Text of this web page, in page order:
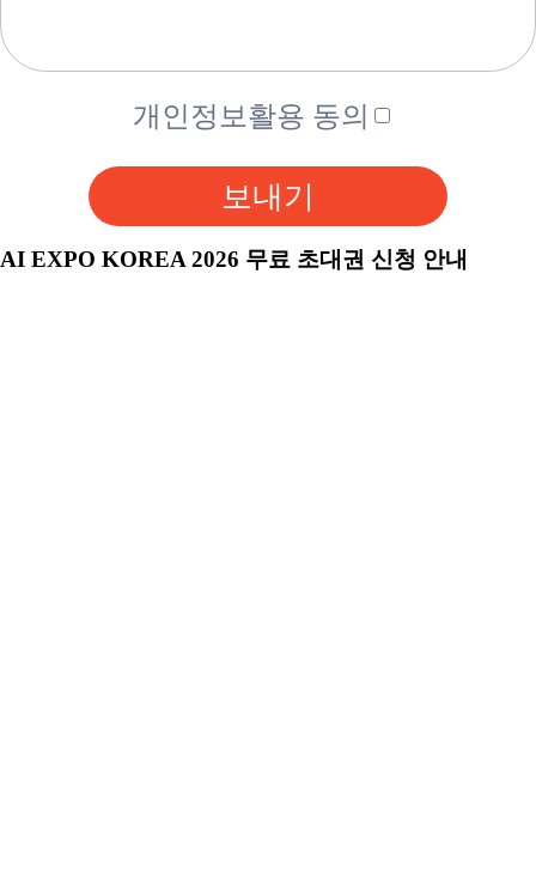
개인정보활용 동의
보내기
AI EXPO KOREA 2026 무료 초대권 신청 안내